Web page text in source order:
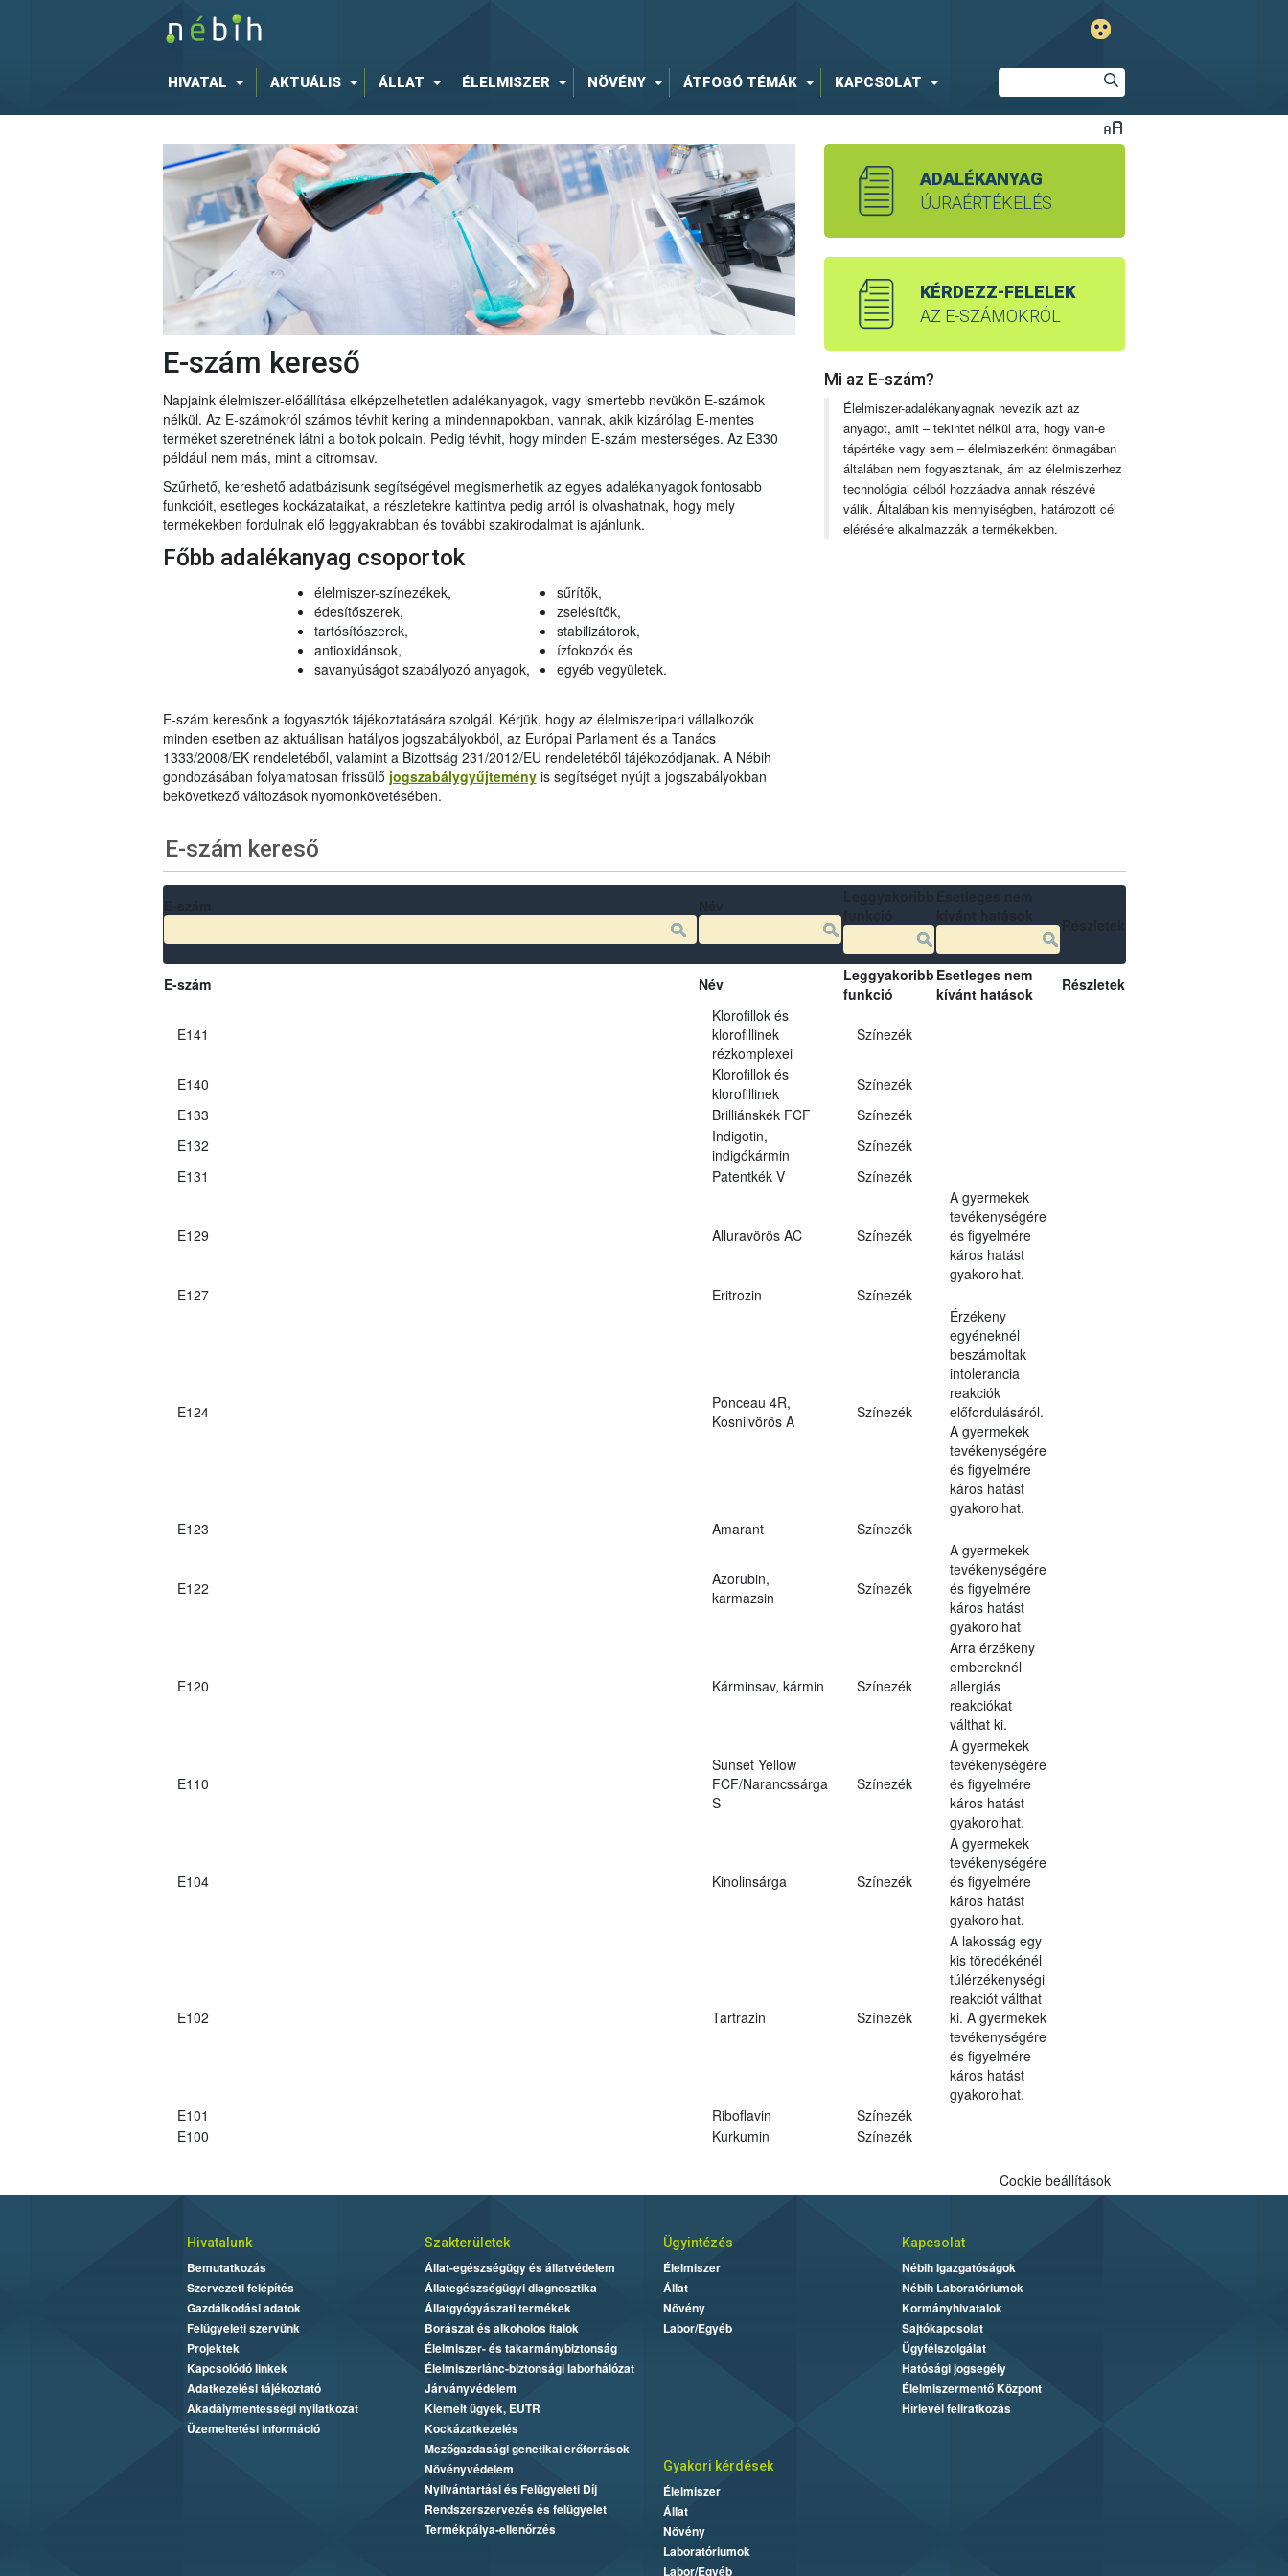
HIVATAL AKTUÁLIS ÁLLAT ÉLELMISZER NÖVÉNY ÁTFOGÓ TÉMÁK KAPCSOLAT
E-szám kereső
Napjaink élelmiszer-előállítása elképzelhetetlen adalékanyagok, vagy ismertebb nevükön E-számok
nélkül. Az E-számokról számos tévhit kering a mindennapokban, vannak, akik kizárólag E-mentes
terméket szeretnének látni a boltok polcain. Pedig tévhit, hogy minden E-szám mesterséges. Az E330
például nem más, mint a citromsav.
Szűrhető, kereshető adatbázisunk segítségével megismerhetik az egyes adalékanyagok fontosabb
funkcióit, esetleges kockázataikat, a részletekre kattintva pedig arról is olvashatnak, hogy mely
termékekben fordulnak elő leggyakrabban és további szakirodalmat is ajánlunk.
Főbb adalékanyag csoportok
élelmiszer-színezékek,
édesítőszerek,
tartósítószerek,
antioxidánsok,
savanyúságot szabályozó anyagok,
sűrítők,
zselésítők,
stabilizátorok,
ízfokozók és
egyéb vegyületek.
E-szám keresőnk a fogyasztók tájékoztatására szolgál. Kérjük, hogy az élelmiszeripari vállalkozók
minden esetben az aktuálisan hatályos jogszabályokból, az Európai Parlament és a Tanács
1333/2008/EK rendeletéből, valamint a Bizottság 231/2012/EU rendeletéből tájékozódjanak. A Nébih
gondozásában folyamatosan frissülő jogszabálygyűjteményis segítséget nyújt a jogszabályokban
bekövetkező változások nyomonkövetésében.
ADALÉKANYAG
ÚJRAÉRTÉKELÉS
KÉRDEZZ-FELELEK
AZ E-SZÁMOKRÓL
Mi az E-szám?
Élelmiszer-adalékanyagnak nevezik azt az
anyagot, amit – tekintet nélkül arra, hogy van-e
tápértéke vagy sem – élelmiszerként önmagában
általában nem fogyasztanak, ám az élelmiszerhez
technológiai célból hozzáadva annak részévé
válik. Általában kis mennyiségben, határozott cél
elérésére alkalmazzák a termékekben.
E-szám kereső
E-szám Név
Leggyakoribb
funkció
Esetleges nem
kívánt hatások
Részletek
E141
Klorofillok és
klorofillinek
rézkomplexei
Színezék
E140
Klorofillok és
klorofillinek
Színezék
E133
Brilliánskék FCF
Színezék
E132
Indigotin,
indigókármin
Színezék
E131
Patentkék V Színezék
E129 Alluravörös AC Színezék
A gyermekek
tevékenységére
és figyelmére
káros hatást
gyakorolhat.
E127
Eritrozin Színezék
E124
Ponceau 4R,
Kosnilvörös A
Színezék
Érzékeny
egyéneknél
beszámoltak
intolerancia
reakciók
előfordulásáról.
A gyermekek
tevékenységére
és figyelmére
káros hatást
gyakorolhat.
E123
Amarant Színezék
E122
Azorubin,
karmazsin
Színezék
A gyermekek
tevékenységére
és figyelmére
káros hatást
gyakorolhat
E120 Kárminsav, kármin Színezék
Arra érzékeny
embereknél
allergiás
reakciókat
válthat ki.
E110
Sunset Yellow
FCF/Narancssárga
S
Színezék
A gyermekek
tevékenységére
és figyelmére
káros hatást
gyakorolhat.
E104 Kinolinsárga Színezék
A gyermekek
tevékenységére
és figyelmére
káros hatást
gyakorolhat.
E102 Tartrazin Színezék
A lakosság egy
kis töredékénél
túlérzékenységi
reakciót válthat
ki. A gyermekek
tevékenységére
és figyelmére
káros hatást
gyakorolhat.
E101
Riboflavin
Színezék
E100
Kurkumin Színezék
Cookie beállítások
Hivatalunk
Bemutatkozás
Szervezeti felépítés
Gazdálkodási adatok
Felügyeleti szervünk
Projektek
Kapcsolódó linkek
Adatkezelési tájékoztató
Akadálymentességi nyilatkozat
Üzemeltetési információ
Szakterületek
Állat-egészségügy és állatvédelem
Állategészségügyi diagnosztika
Állatgyógyászati termékek
Borászat és alkoholos italok
Élelmiszer- és takarmánybiztonság
Élelmiszerlánc-biztonsági laborhálózat
Járványvédelem
Kiemelt ügyek, EUTR
Kockázatkezelés
Mezőgazdasági genetikai erőforrások
Növényvédelem
Nyilvántartási és Felügyeleti Díj
Rendszerszervezés és felügyelet
Termékpálya-ellenőrzés
Ügyintézés
Élelmiszer
Állat
Növény
Labor/Egyéb
Kapcsolat
Nébih Igazgatóságok
Nébih Laboratóriumok
Kormányhivatalok
Sajtókapcsolat
Ügyfélszolgálat
Hatósági jogsegély
Élelmiszermentő Központ
Hírlevél feliratkozás
Gyakori kérdések
Élelmiszer
Állat
Növény
Laboratóriumok
Labor/Egyéb